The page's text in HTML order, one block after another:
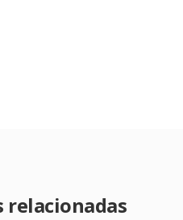
relacionadas